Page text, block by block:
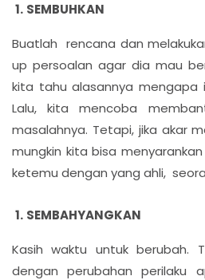
SEMBUHKAN
Buatlah rencana dan
up persoalan agar dia mau
kita tahu alasannya mengapa
Lalu, kita mencoba
masalahnya. Tetapi, jika akar
mungkin kita bisa
ketemu dengan yang ahli,
SEMBAHYANGKAN
Kasih waktu untuk berubah.
dengan perubahan perilaku